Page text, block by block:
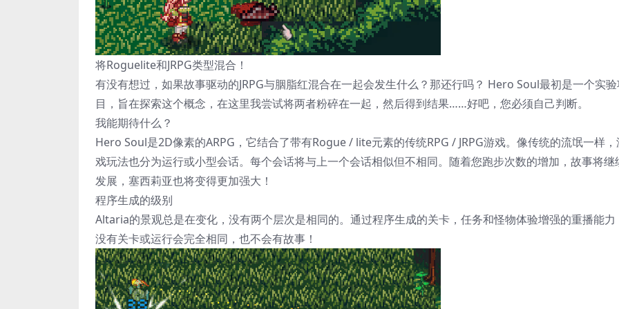
将Roguelite和JRPG类型混合！
有没有想过，如果故事驱动的JRPG与胭脂红混合在一起会发生什么？那还行吗？ Hero Soul最初是一个实验
目，旨在探索这个概念，在这里我尝试将两者粉碎在一起，然后得到结果……好吧，您必须自己判断。
我能期待什么？
Hero Soul是2D像素的ARPG，它结合了带有Rogue / lite元素的传统RPG / JRPG游戏。像传统的流氓一样，
戏玩法也分为运行或小型会话。每个会话将与上一个会话相似但不相同。随着您跑步次数的增加，故事将继
发展，塞西莉亚也将变得更加强大！
程序生成的级别
Altaria的景观总是在变化，没有两个层次是相同的。通过程序生成的关卡，任务和怪物体验增强的重播能力
没有关卡或运行会完全相同，也不会有故事！